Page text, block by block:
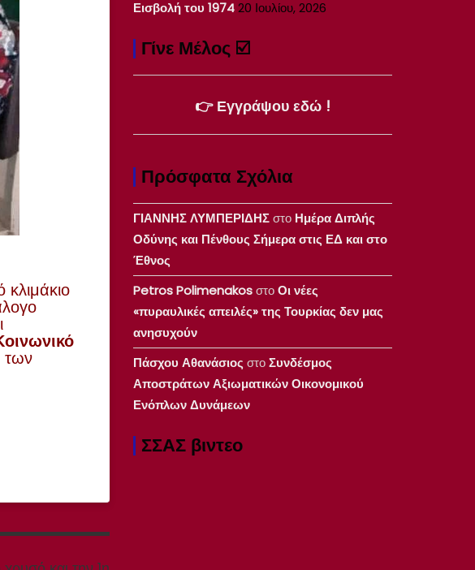
κλιμάκιο
των
Εισβολή του 197420 Ιουλίου, 2026
Γίνε Μέλος ☑️
👉 Εγγράψου εδώ !
Πρόσφατα Σχόλια
ΓΙΑΝΝΗΣ ΛΥΜΠΕΡΙΔΗΣστο Ημέρα Διπλής
Οδύνης και Πένθους Σήμερα στις ΕΔ και στο
Έθνος
Petros PolimenakosστοΟι νέες
«πυραυλικές απειλές» της Τουρκίας δεν μας
ανησυχούν
Πάσχου Αθανάσιος στοΣυνδέσμος
Αποστράτων Αξιωματικών Οικονομικού
Ενόπλων Δυνάμεων
ΣΣΑΣ βιντεο